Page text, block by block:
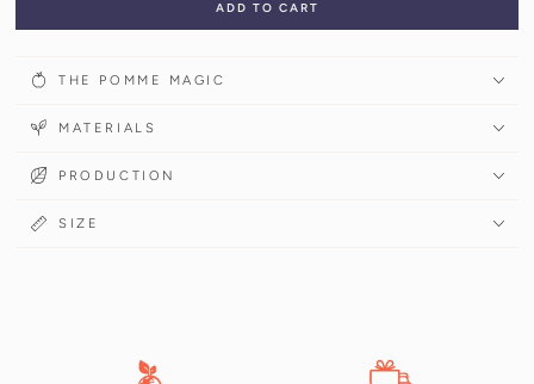
ADD TO CART
THE POMME MAGIC
MATERIALS
PRODUCTION
SIZE